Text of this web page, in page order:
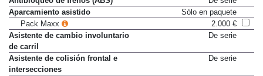
Aparcamiento asistido
Sólo en paquete
Pack Maxx
2.000 €
Asistente de cambio involuntario
de carril
De serie
Asistente de colisión frontal e
intersecciones
De serie